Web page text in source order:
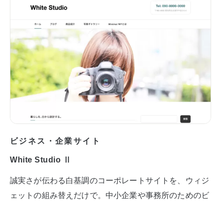
ビジネス・企業サイト
White Studio Ⅱ
誠実さが伝わる白基調のコーポレートサイトを、ウィジ
ェットの組み替えだけで。中小企業や事務所のためのビ